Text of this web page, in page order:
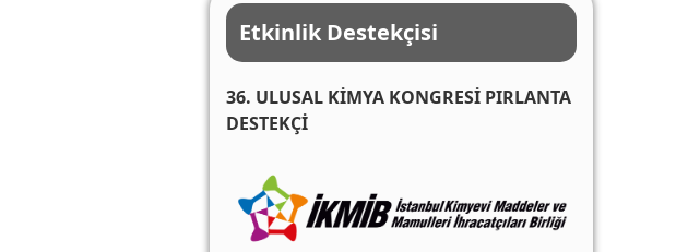
Etkinlik Destekçisi
36. ULUSAL KİMYA KONGRESİ PIRLANTA
DESTEKÇİ